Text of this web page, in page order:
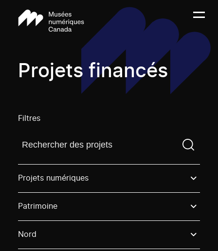
Projets financés
Filtres
Trouvez un projetVous devez saisir un terme de
Projets numériques
Patrimoine
Nord